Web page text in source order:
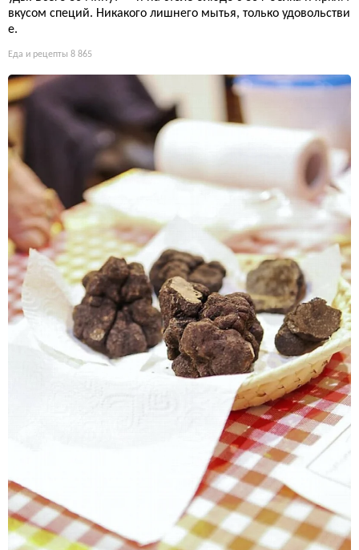
вкусом специй. Никакого лишнего мытья, только удовольстви
е.
Еда и рецепты 8 865